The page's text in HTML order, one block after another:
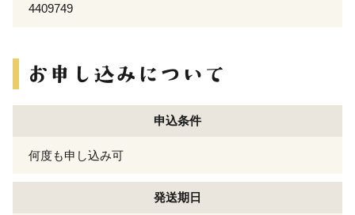
4409749
申込条件
何度も申し込み可
発送期日